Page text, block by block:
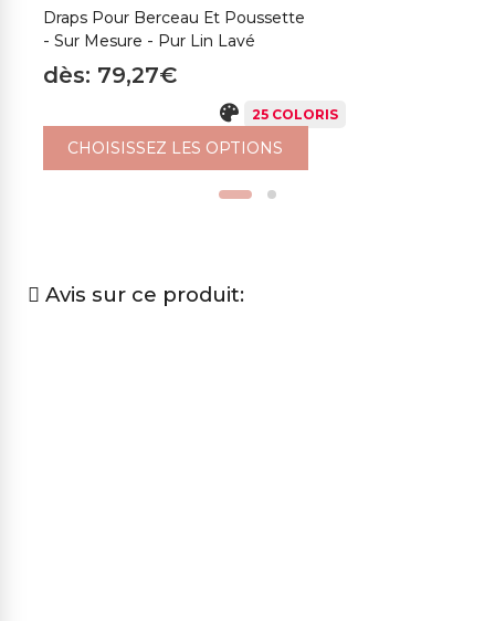
Draps Pour Berceau Et Poussette
- Sur Mesure - Pur Lin Lavé
dès: 79,27€
25 COLORIS
CHOISISSEZ LES OPTIONS
Avis sur ce produit: